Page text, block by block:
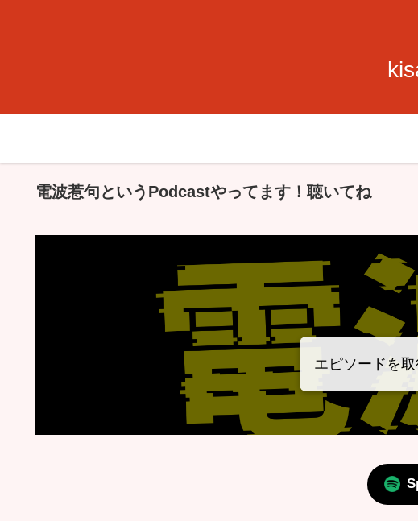
電波惹句というPodcastやってます！聴いてね
エピソードを取